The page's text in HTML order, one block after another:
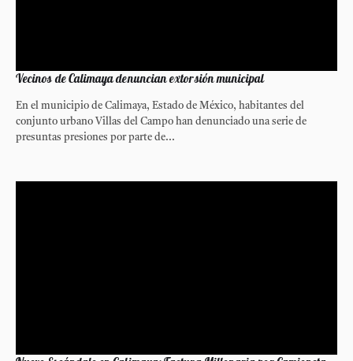
Vecinos de Calimaya denuncian extorsión municipal
En el municipio de Calimaya, Estado de México, habitantes del
conjunto urbano Villas del Campo han denunciado una serie de
presuntas presiones por parte de...